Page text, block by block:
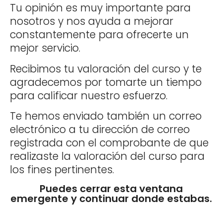
Tu opinión es muy importante para
nosotros y nos ayuda a mejorar
constantemente para ofrecerte un
mejor servicio.
Recibimos tu valoración del curso y te
agradecemos por tomarte un tiempo
para calificar nuestro esfuerzo.
Te hemos enviado también un correo
electrónico a tu dirección de correo
registrada con el comprobante de que
realizaste la valoración del curso para
los fines pertinentes.
Puedes cerrar esta ventana
emergente y continuar donde estabas.